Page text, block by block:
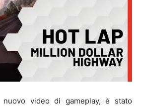
nuovo video di gameplay, è stato